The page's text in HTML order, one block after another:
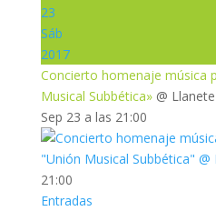
23
Sáb
2017
Concierto homenaje música
Musical Subbética» @
Sep 23 a las 21:00
21:00
Entradas